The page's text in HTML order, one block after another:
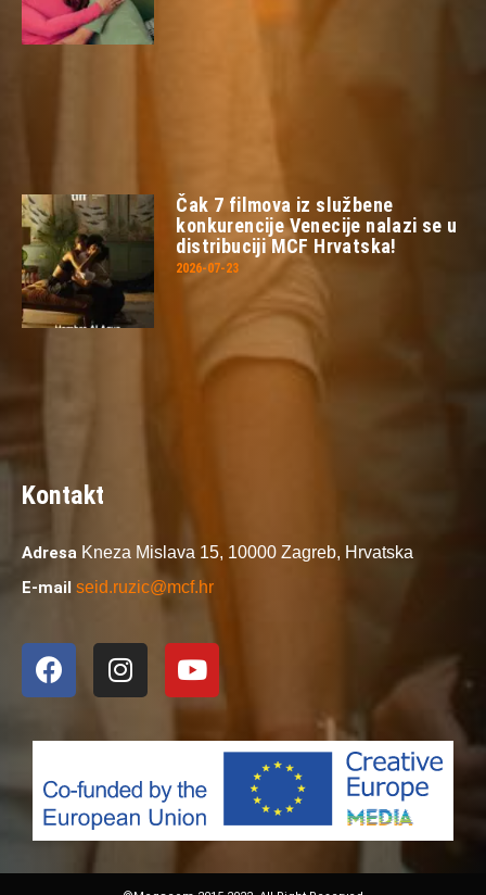
Čak 7 filmova iz službene
konkurencije Venecije nalazi se u
distribuciji MCF Hrvatska!
2026-07-23
Kontakt
Adresa Kneza Mislava 15, 10000 Zagreb, Hrvatska
E-mail seid.ruzic@mcf.hr